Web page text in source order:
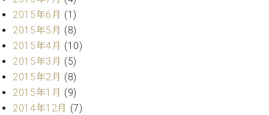
マ
ー
サ
ー
ビ
ス
(
律
)
2015年6月 (1)
2015年5月 (8)
2015年4月 (10)
2015年3月 (5)
2015年2月 (8)
2015年1月 (9)
2014年12月 (7)